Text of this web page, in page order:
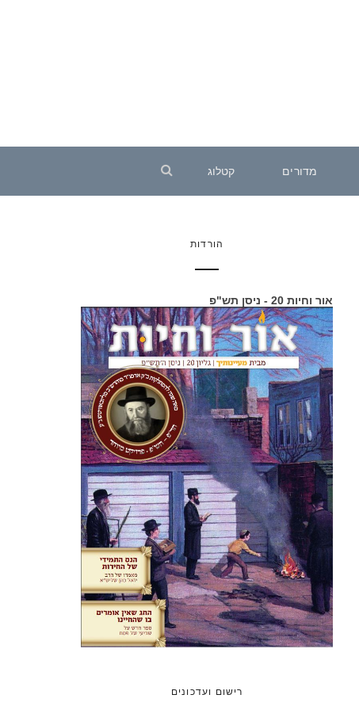
מדורים קטלוג
הורדות
אור וחיות 20 - ניסן תש"פ
רישום ועדכונים